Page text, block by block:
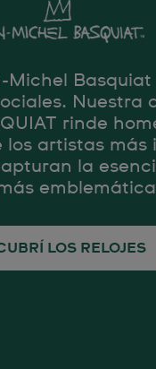
Michel
Nuestra
rinde
los artistas
la
LOS RELOJES